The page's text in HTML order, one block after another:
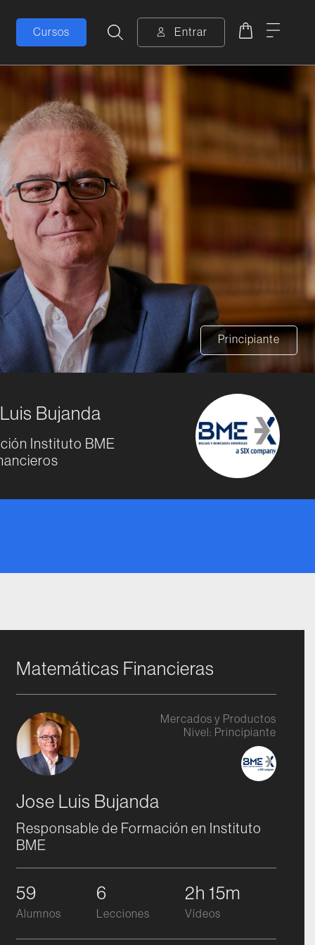
Cursos Buscar Entrar Carrito
Menú
Principiante
Bujanda
Instituto BME
Matemáticas Financieras
Mercados y Productos
Nivel: Principiante
Jose Luis Bujanda
Responsable de Formación en Instituto
BME
59
Alumnos
6
Lecciones
2h 15m
Vídeos